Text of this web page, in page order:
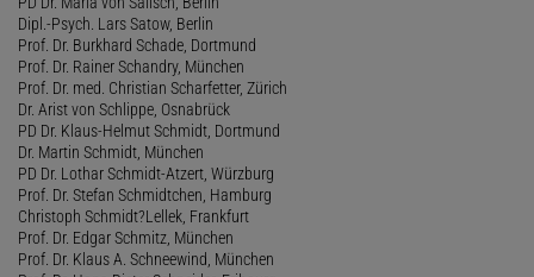
Dipl.-Psych. Lars Satow, Berlin
Prof. Dr. Burkhard Schade, Dortmund
Prof. Dr. Rainer Schandry, München
Prof. Dr. med. Christian Scharfetter, Zürich
Dr. Arist von Schlippe, Osnabrück
PD Dr. Klaus-Helmut Schmidt, Dortmund
Dr. Martin Schmidt, München
PD Dr. Lothar Schmidt-Atzert, Würzburg
Prof. Dr. Stefan Schmidtchen, Hamburg
Christoph Schmidt?Lellek, Frankfurt
Prof. Dr. Edgar Schmitz, München
Prof. Dr. Klaus A. Schneewind, München